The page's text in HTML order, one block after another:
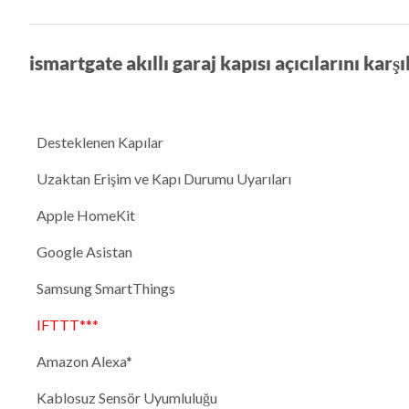
ismartgate akıllı garaj kapısı açıcılarını
Desteklenen Kapılar
Uzaktan Erişim ve Kapı Durumu Uyarıları
Apple HomeKit
Google Asistan
Samsung SmartThings
IFTTT***
Amazon Alexa*
Kablosuz Sensör Uyumluluğu